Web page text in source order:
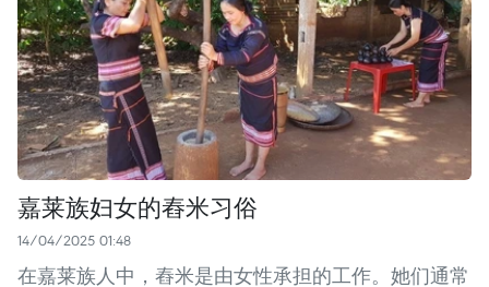
嘉莱族妇女的舂米习俗
14/04/2025 01:48
在嘉莱族人中，舂米是由女性承担的工作。她们通常